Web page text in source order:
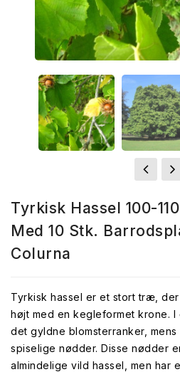
Tyrkisk Hassel 100-
Med 10 Stk.
Colurna
Tyrkisk hassel er et stort træ,
højt med en kegleformet krone.
det gyldne blomsterranker,
spiselige nødder. Disse nødder
almindelige vild hassel, men har